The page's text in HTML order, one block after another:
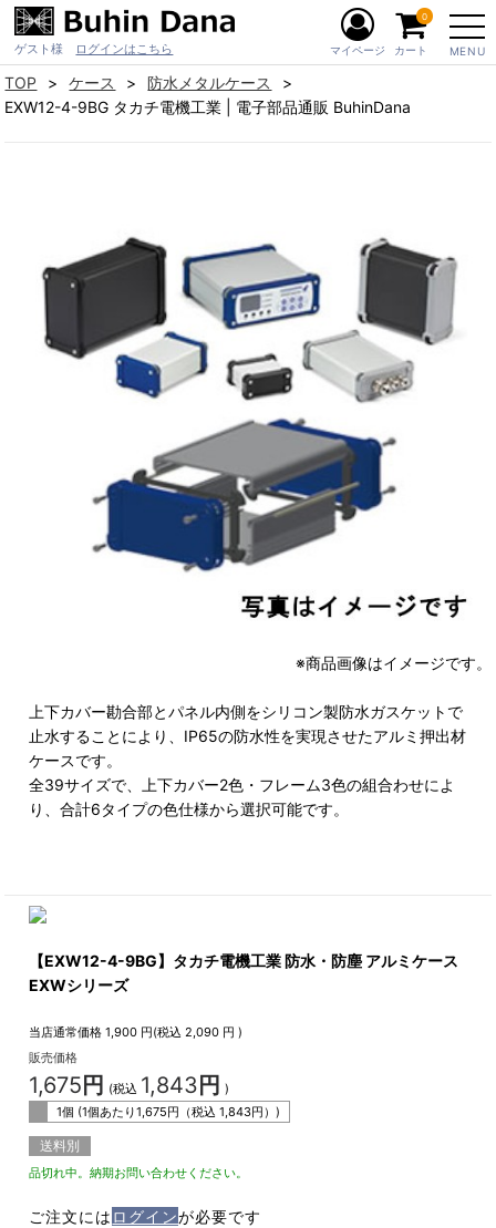
ゲスト様 ログインはこちら MENU
マイページ カート
0
TOP ケース
防水メタルケース
EXW12-4-9BG タカチ電機工業 | 電子部品通販 BuhinDana
※商品画像はイメージです。
上下カバー勘合部とパネル内側をシリコン製防水ガスケットで
止水することにより、IP65の防水性を実現させたアルミ押出材
ケースです。
全39サイズで、上下カバー2色・フレーム3色の組合わせによ
り、合計6タイプの色仕様から選択可能です。
【EXW12-4-9BG】タカチ電機工業 防水・防塵 アルミケース
EXWシリーズ
当店通常価格 1,900 円(税込 2,090 円 )
販売価格
1,675 円 (税込 1,843 円 )
1個 (1個あたり1,675円（税込1,843円）)
送料別
品切れ中。納期お問い合わせください。
ご注文には ログインが必要です